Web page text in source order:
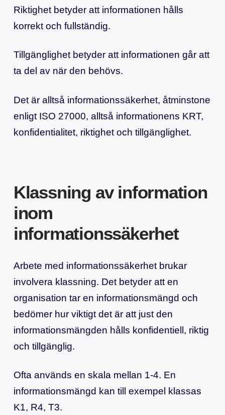
Riktighet betyder att informationen hålls
korrekt och fullständig.
Tillgänglighet betyder att informationen går att
ta del av när den behövs.
Det är alltså informationssäkerhet, åtminstone
enligt ISO 27000, alltså informationens KRT,
konfidentialitet, riktighet och tillgänglighet.
Klassning av information
inom
informationssäkerhet
Arbete med informationssäkerhet brukar
involvera klassning. Det betyder att en
organisation tar en informationsmängd och
bedömer hur viktigt det är att just den
informationsmängden hålls konfidentiell, riktig
och tillgänglig.
Ofta används en skala mellan 1-4. En
informationsmängd kan till exempel klassas
K1, R4, T3.